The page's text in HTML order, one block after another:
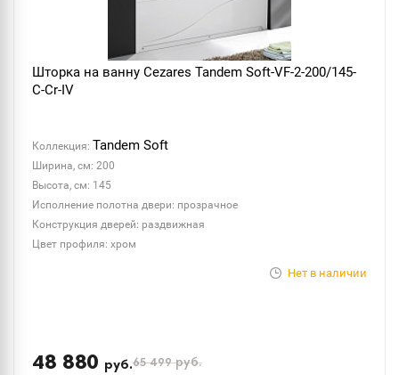
Шторка на ванну Cezares Tandem Soft-VF-2-200/145-
C-Cr-IV
Коллекция: Tandem Soft
Ширина, см: 200
Высота, см: 145
Исполнение полотна двери: прозрачное
Конструкция дверей: раздвижная
Цвет профиля: хром
Нет в наличии
48 880 руб.65 499руб.